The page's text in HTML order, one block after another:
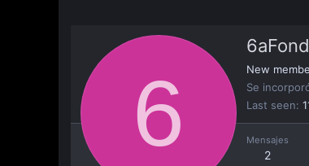
6
New
Se
Last seen
Mensajes
2